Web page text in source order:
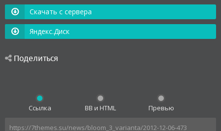
Скачать с сервера
Яндекс.Диск
Поделиться
Ссылка BB и HTML Превью